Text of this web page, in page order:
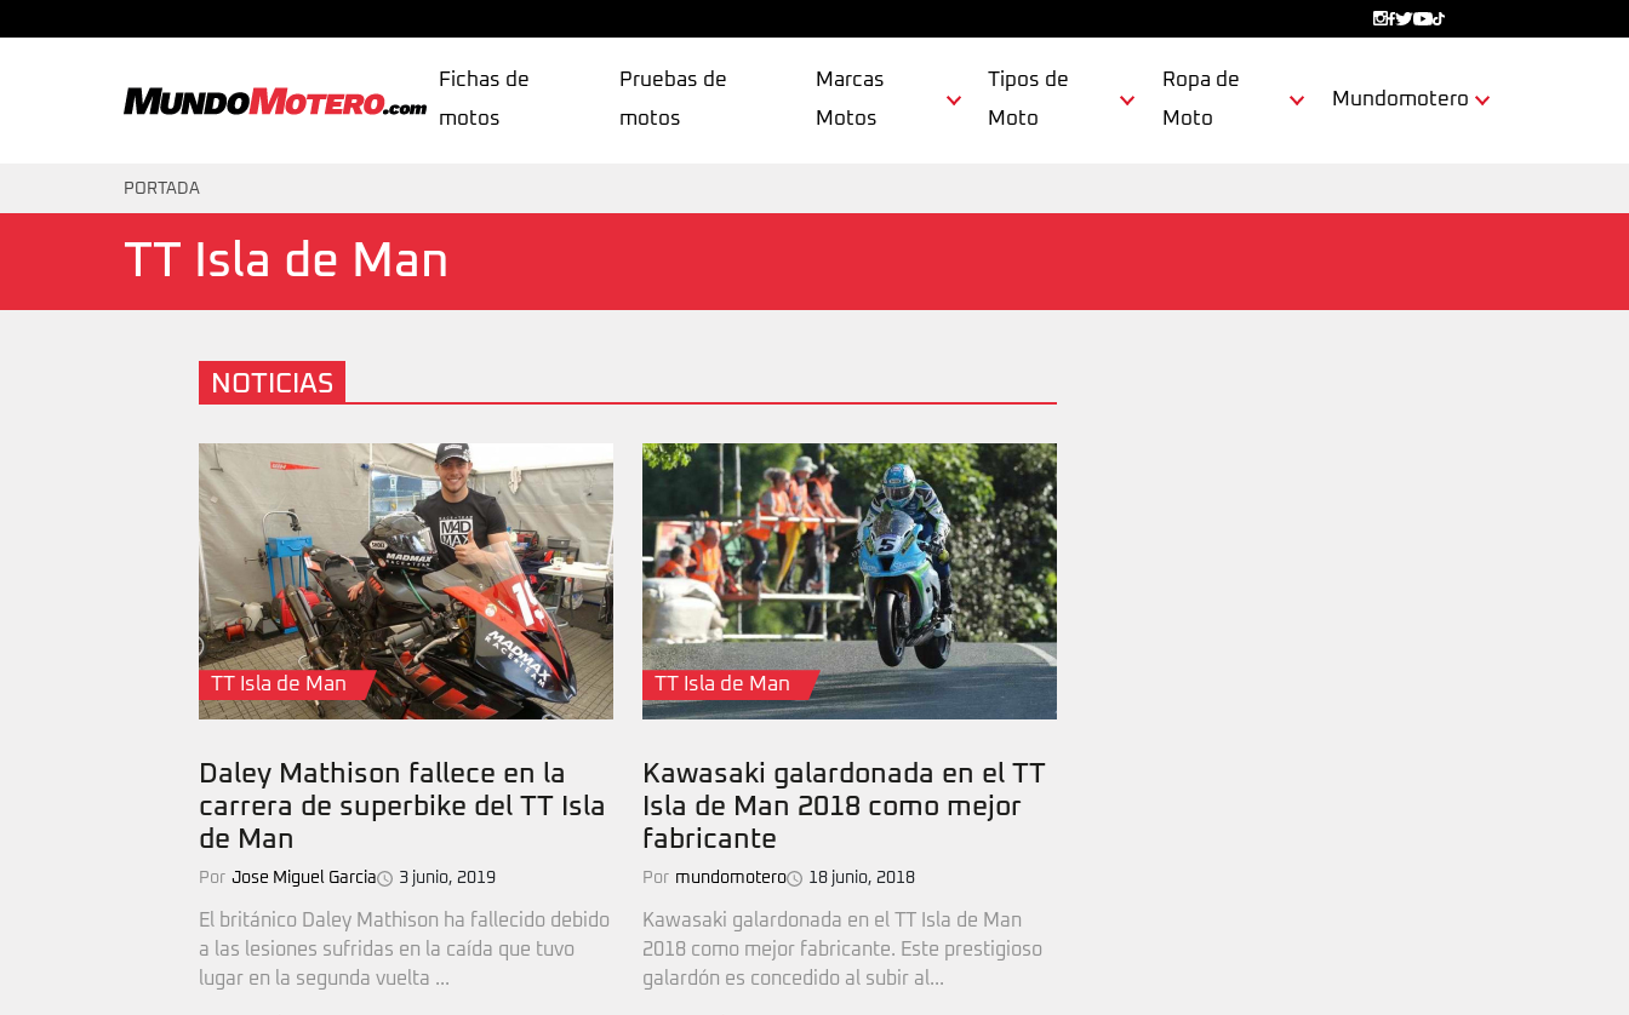
Fichas de
motos
Pruebas de
motos
Marcas
Motos
Tipos de
Moto
Ropa de
Moto
Mundomotero
PORTADA
TT Isla de Man
NOTICIAS
TT Isla de Man
Daley Mathison fallece en la
carrera de superbike del TT Isla
de Man
Por Jose Miguel Garcia 3 junio, 2019
El británico Daley Mathison ha fallecido debido
a las lesiones sufridas en la caída que tuvo
lugar en la segunda vuelta ...
TT Isla de Man
Kawasaki galardonada en el TT
Isla de Man 2018 como mejor
fabricante
Por mundomotero 18 junio, 2018
Kawasaki galardonada en el TT Isla de Man
2018 como mejor fabricante. Este prestigioso
galardón es concedido al subir al...